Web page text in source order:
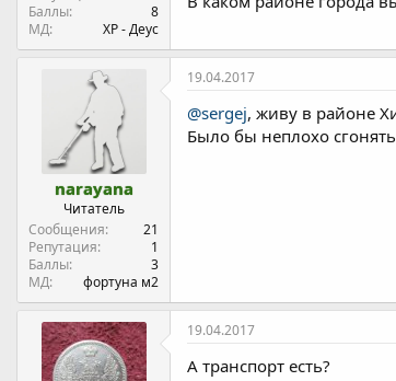
Баллы
8
МД
ХР - Деус
narayana
Читатель
Сообщения
21
Репутация
1
Баллы
3
МД
фортуна м2
19.04.2017
@sergej, живу в районе
Было бы неплохо
19.04.2017
А транспорт есть?